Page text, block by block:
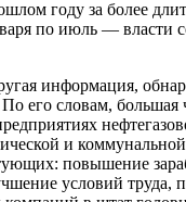
году за более
по июль — власти
информация,
его словам, большая
и
повышение
условий труда,